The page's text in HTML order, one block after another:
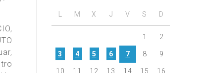
M X J V S D
1 2
3 4 5 6 7 8 9
10 11 12 13 14 15 16